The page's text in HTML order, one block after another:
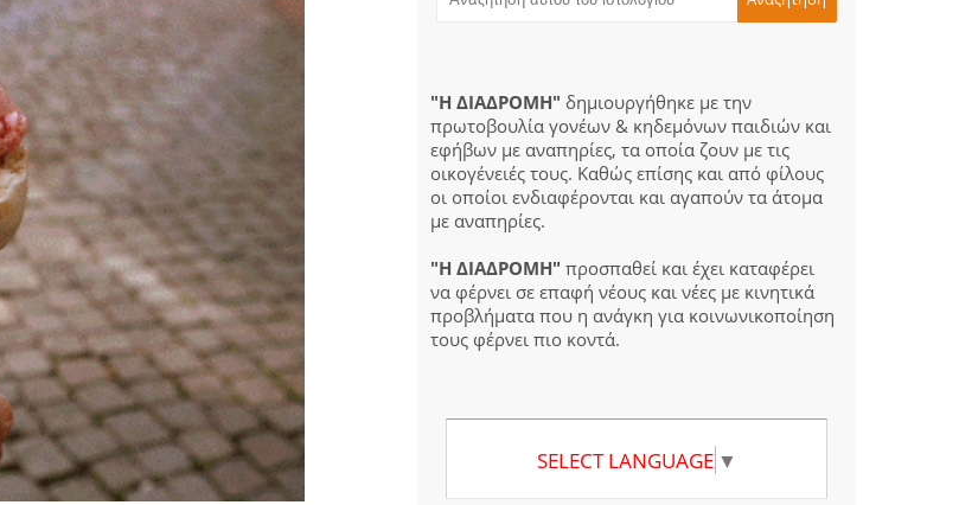
"Η ΔΙΑΔΡΟΜΗ" δημιουργήθηκε με την
πρωτοβουλία γονέων & κηδεμόνων παιδιών και
εφήβων με αναπηρίες, τα οποία ζουν με τις
οικογένειές τους. Καθώς επίσης και από φίλους
οι οποίοι ενδιαφέρονται και αγαπούν τα άτομα
με αναπηρίες.
"Η ΔΙΑΔΡΟΜΗ" προσπαθεί και έχει καταφέρει
να φέρνει σε επαφή νέους και νέες με κινητικά
προβλήματα που η ανάγκη για κοινωνικοποίηση
τους φέρνει πιο κοντά.
SELECT LANGUAGE ▼